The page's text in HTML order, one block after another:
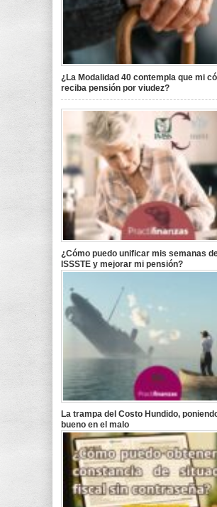
¿La Modalidad 40 contempla que mi
reciba pensión por viudez?
¿Cómo puedo unificar mis semanas
ISSSTE y mejorar mi pensión?
La trampa del Costo Hundido,
bueno en el malo